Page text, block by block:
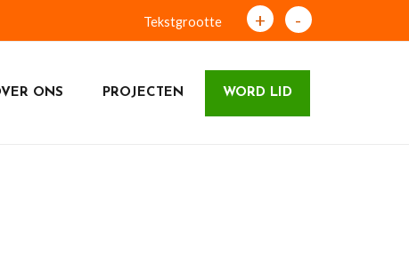
Tekstgrootte + -
ONS PROJECTEN WORD LID